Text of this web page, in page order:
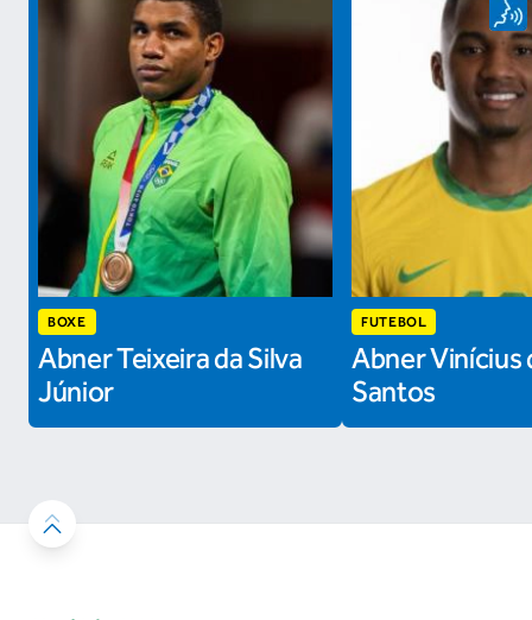
BOXE
Abner Teixeira da Silva
Júnior
FUTEBOL
Abner Vinícius
Santos